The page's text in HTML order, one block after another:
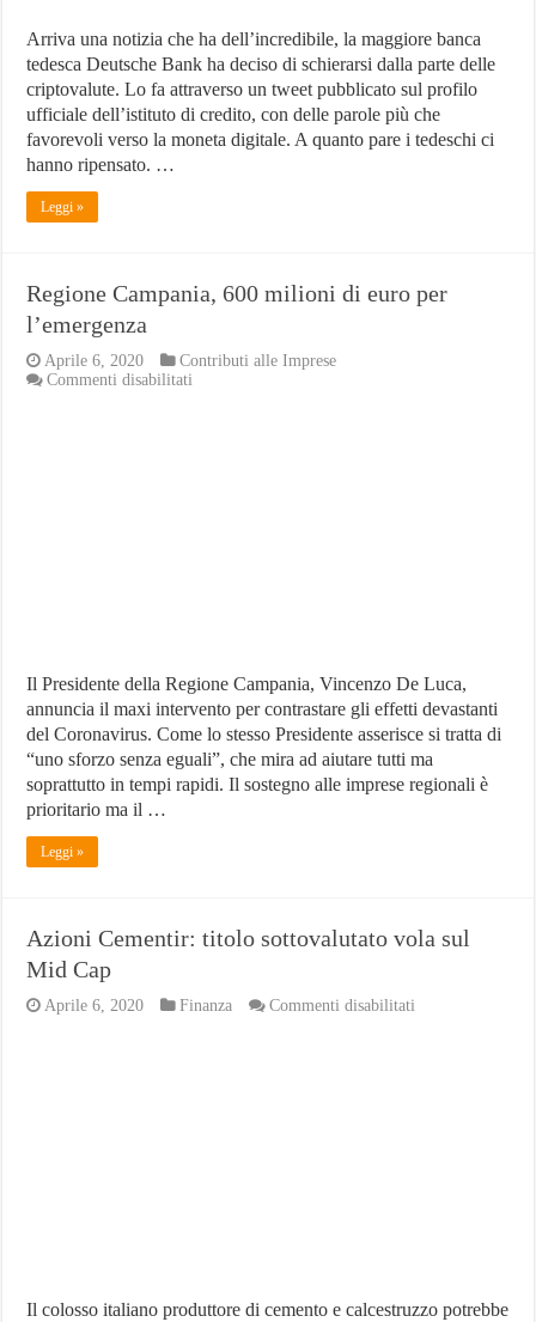
Arriva una notizia che ha dell’incredibile, la maggiore banca
tedesca Deutsche Bank ha deciso di schierarsi dalla parte delle
criptovalute. Lo fa attraverso un tweet pubblicato sul profilo
ufficiale dell’istituto di credito, con delle parole più che
favorevoli verso la moneta digitale. A quanto pare i tedeschi ci
hanno ripensato. …
Leggi »
Regione Campania, 600 milioni di euro per
l’emergenza
Aprile 6, 2020
Contributi alle Imprese
Commenti disabilitati
Il Presidente della Regione Campania, Vincenzo De Luca,
annuncia il maxi intervento per contrastare gli effetti devastanti
del Coronavirus. Come lo stesso Presidente asserisce si tratta di
“uno sforzo senza eguali”, che mira ad aiutare tutti ma
soprattutto in tempi rapidi. Il sostegno alle imprese regionali è
prioritario ma il …
Leggi »
Azioni Cementir: titolo sottovalutato vola sul
Mid Cap
Aprile 6, 2020 Finanza Commenti disabilitati
Il colosso italiano produttore di cemento e calcestruzzo potrebbe